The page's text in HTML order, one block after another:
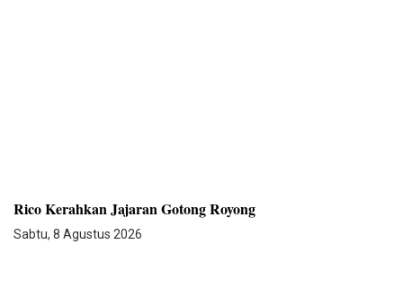
Rico Kerahkan Jajaran Gotong Royong
Sabtu, 8 Agustus 2026